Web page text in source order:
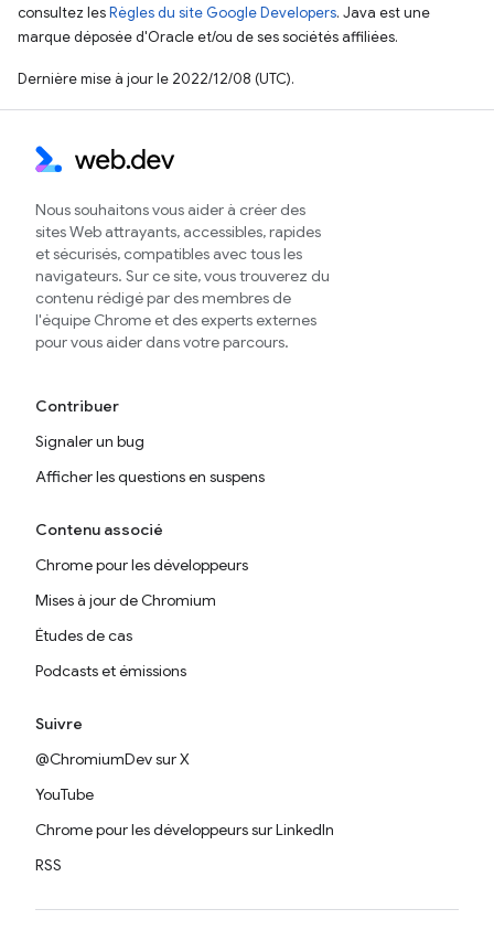
consultez lesRègles du site Google Developers. Java est une
marque déposée d'Oracle et/ou de ses sociétés affiliées.
Dernière mise à jour le 2022/12/08 (UTC).
Nous souhaitons vous aider à créer des
sites Web attrayants, accessibles, rapides
et sécurisés, compatibles avec tous les
navigateurs. Sur ce site, vous trouverez du
contenu rédigé par des membres de
l'équipe Chrome et des experts externes
pour vous aider dans votre parcours.
Contribuer
Signaler un bug
Afficher les questions en suspens
Contenu associé
Chrome pour les développeurs
Mises à jour de Chromium
Études de cas
Podcasts et émissions
Suivre
@ChromiumDev sur X
YouTube
Chrome pour les développeurs sur LinkedIn
RSS